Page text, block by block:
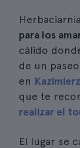
para los
cálido
de un
en
que te
realizar el
El lugar se